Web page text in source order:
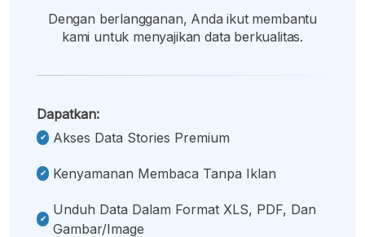
Dengan berlangganan, Anda ikut membantu
kami untuk menyajikan data berkualitas.
Dapatkan:
Akses Data Stories Premium
Kenyamanan Membaca Tanpa Iklan
Unduh Data Dalam Format XLS, PDF, Dan
Gambar/image